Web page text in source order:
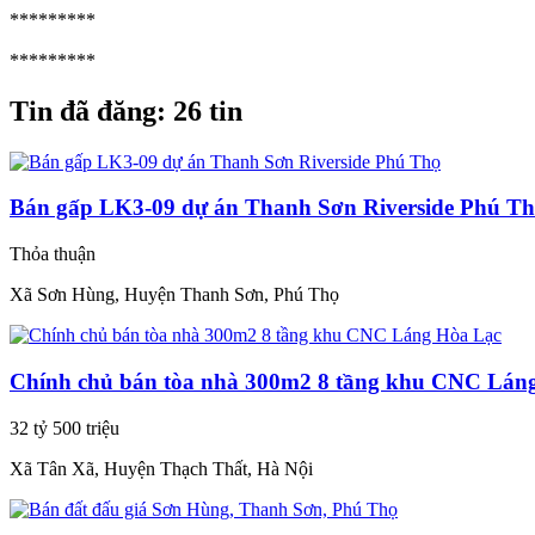
*********
*********
Tin đã đăng: 26 tin
Bán gấp LK3-09 dự án Thanh Sơn Riverside Phú
Thỏa thuận
Xã Sơn Hùng, Huyện Thanh Sơn, Phú Thọ
Chính chủ bán tòa nhà 300m2 8 tầng khu CNC
32 tỷ 500 triệu
Xã Tân Xã, Huyện Thạch Thất, Hà Nội